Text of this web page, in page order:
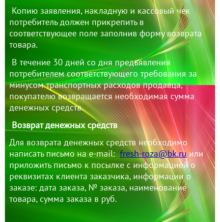
Копию заявления, накладную и кассовый чек
потребитель должен прикрепить в
соответствующее поле заполнив форму возврата
товара.
В течение 30 дней со дня предъявления
потребителем соответствующего требования за
минусом транспортных расходов продавца,
покупателю возвращается необходимая сумма
денежных средств.
Возврат денежных средств
Для возврата денежных средств необходимо
написать письмо на e-mail: fresh-roza@bk.ruили
приложить письмо к посылке с информацией о
реквизитах клиента заказчика, информации о
заказе: дата заказа, № заказа, наименование
товара, сумма заказа в руб.